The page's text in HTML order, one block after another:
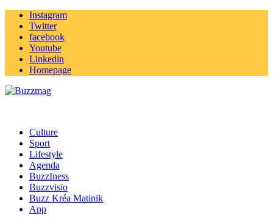
Instagram
Twitter
facebook
Youtube
Linkedin
Homepage
Culture
Sport
Lifestyle
Agenda
BuzzIness
Buzzvisio
Buzz Kréa Matinik
App